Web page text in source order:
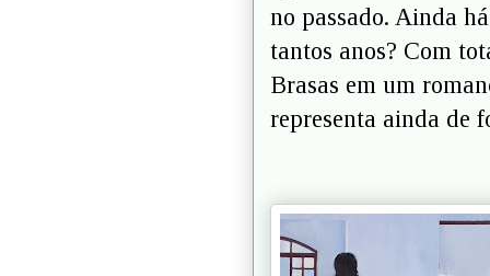
no passado. Ainda
tantos anos? Com
Brasas em um
representa ainda de